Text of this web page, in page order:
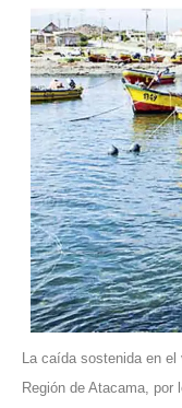
La caída sostenida en
Región de Atacama,